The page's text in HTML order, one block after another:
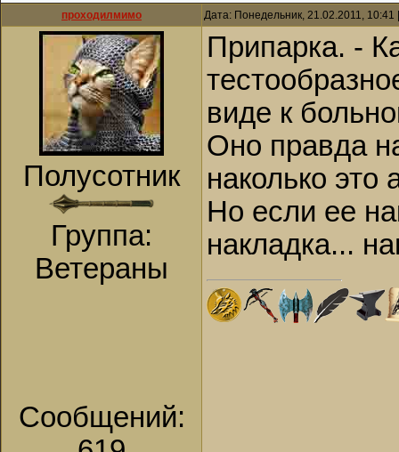
проходилмимо Дата: Понедельник, 21.02.2011,
Полусотник
Группа:
Ветераны
Сообщений:
Припарка. -
виде к
Оно правда
наколько это
Но если ее
накладка...